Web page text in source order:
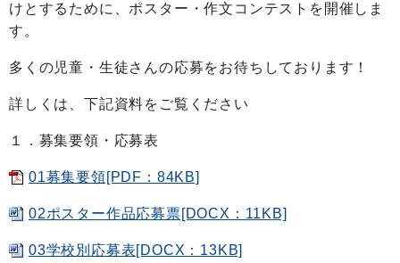
けとするために、ポスター・作文コンテストを開催しま
す。
多くの児童・生徒さんの応募をお待ちしております！
詳しくは、下記資料をご覧ください
１．募集要領・応募表
01募集要領[PDF：84KB]
02ポスター作品応募票[DOCX：11KB]
03学校別応募表[DOCX：13KB]